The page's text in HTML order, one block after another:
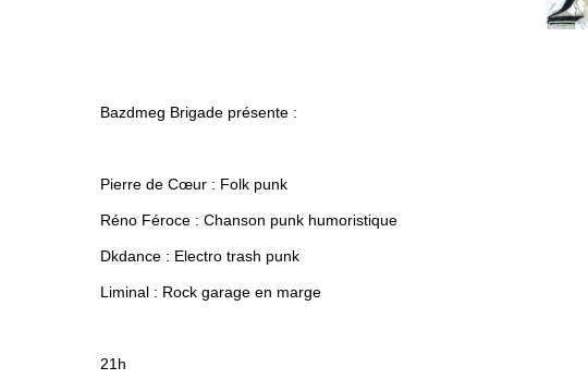
Bazdmeg Brigade présente :
Pierre de Cœur : Folk punk
Réno Féroce : Chanson punk humoristique
Dkdance : Electro trash punk
Liminal : Rock garage en marge
21h